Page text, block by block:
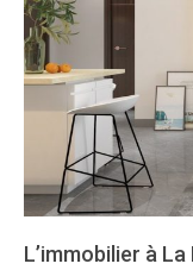
L’immobilier à